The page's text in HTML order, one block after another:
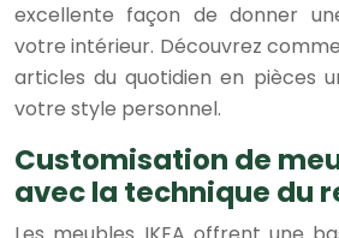
excellente façon de donner
votre intérieur. Découvrez
articles du quotidien en pièces
votre style personnel.
Customisation de
avec la technique du